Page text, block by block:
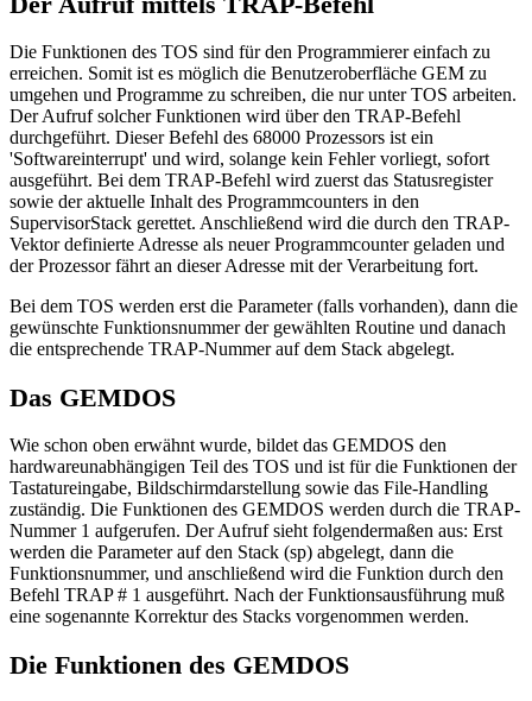
Die Funktionen des TOS sind für den Programmierer einfach zu
erreichen. Somit ist es möglich die Benutzeroberfläche GEM zu
umgehen und Programme zu schreiben, die nur unter TOS arbeiten.
Der Aufruf solcher Funktionen wird über den TRAP-Befehl
durchgeführt. Dieser Befehl des 68000 Prozessors ist ein
'Softwareinterrupt' und wird, solange kein Fehler vorliegt, sofort
ausgeführt. Bei dem TRAP-Befehl wird zuerst das Statusregister
sowie der aktuelle Inhalt des Programmcounters in den
SupervisorStack gerettet. Anschließend wird die durch den TRAP-
Vektor definierte Adresse als neuer Programmcounter geladen und
der Prozessor fährt an dieser Adresse mit der Verarbeitung fort.
Bei dem TOS werden erst die Parameter (falls vorhanden), dann die
gewünschte Funktionsnummer der gewählten Routine und danach
die entsprechende TRAP-Nummer auf dem Stack abgelegt.
Das GEMDOS
Wie schon oben erwähnt wurde, bildet das GEMDOS den
hardwareunabhängigen Teil des TOS und ist für die Funktionen der
Tastatureingabe, Bildschirmdarstellung sowie das File-Handling
zuständig. Die Funktionen des GEMDOS werden durch die TRAP-
Nummer 1 aufgerufen. Der Aufruf sieht folgendermaßen aus: Erst
werden die Parameter auf den Stack (sp) abgelegt, dann die
Funktionsnummer, und anschließend wird die Funktion durch den
Befehl TRAP # 1 ausgeführt. Nach der Funktionsausführung muß
eine sogenannte Korrektur des Stacks vorgenommen werden.
Die Funktionen des GEMDOS